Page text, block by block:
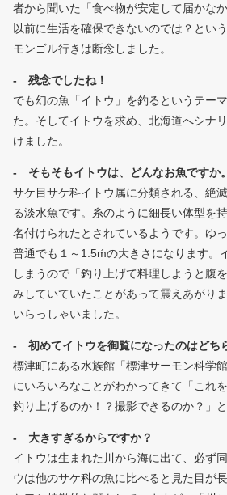
者から聞いた「食べ物が安定して届かな
以前に生活を確保できないのでは？とい
モンゴル行きは断念しました。
- 残念でしたね！
でも幻の魚「イトウ」を釣るというテー
た。そしてイトウを求め、北海道へシナ
けました。
- そもそもイトウは、どんなお魚ですか。
サケ目サケ科イトウ属に分類される、絶
る淡水魚です。糸のように細長い体型を
名付けられたとされているようです。ゆ
普通でも１～1.5ḿの大きさになります。
しまうので「釣り上げて料理しようと腹
みしていていたことがあって震えあがり
いらっしゃいました。
- 初めてイトウを御覧になったのはどち
標津町にある水族館「標津サーモン科学
にいろいろなことがわかってきて「これ
釣り上げるのか！？撮影できるのか？」
- 大きすぎるからですか？
イトウは生まれた川から海に出て、必ず
ウは他のサケ科の魚に比べると見た目が